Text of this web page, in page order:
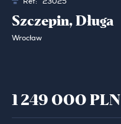
Szczepin, Długa
Wrocław
1 249 000 PLN